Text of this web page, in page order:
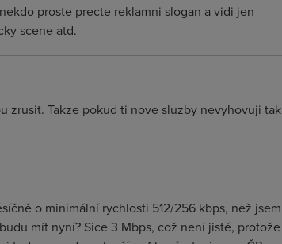
proste precte reklamni slogan a vidi jen
scene atd.
zrusit. Takze pokud ti nove sluzby nevyhovuji tak
o minimální rychlosti 512/256 kbps, než jsem
mít nyní? Sice 3 Mbps, což není jisté, protože